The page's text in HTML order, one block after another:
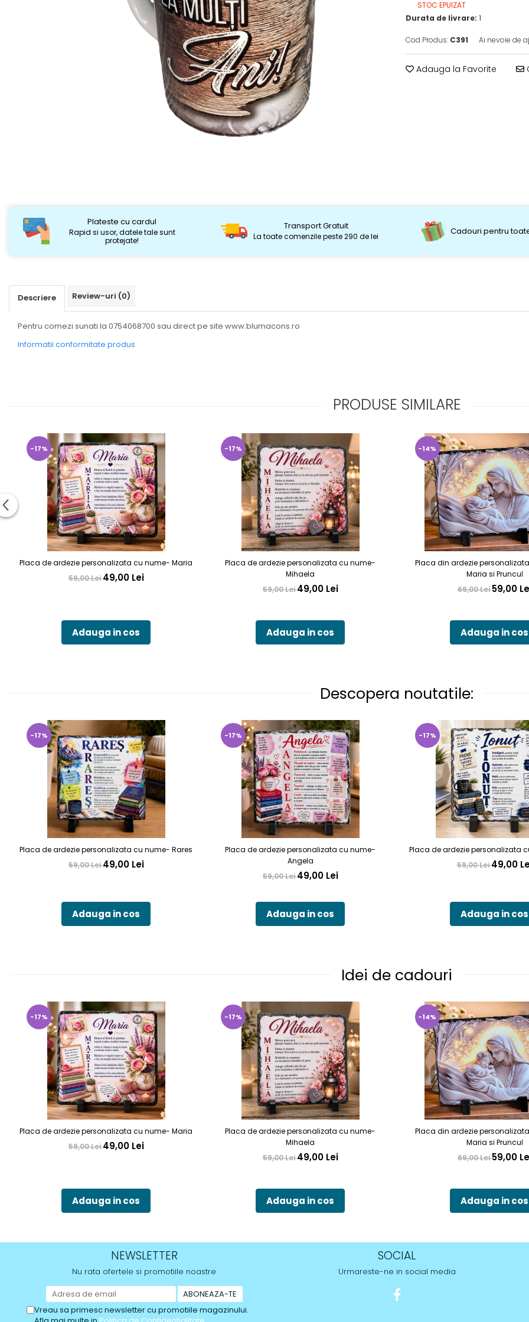
STOC EPUIZAT
Durata de livrare: 1
Cod Produs: C391 Ai nevoie de
Adauga la Favorite
Plateste cu cardul
Rapid si usor, datele tale sunt
protejate!
Transport Gratuit
La toate comenzile peste 290 de lei Cadouri pentru
Descriere Review-uri (0)
Pentru comezi sunati la 0754068700 sau direct pe site www.blumacons.ro
Informatii conformitate produs
PRODUSE SIMILARE
-17%
Placa de ardezie personalizata cu nume- Maria
59,00 Lei49,00 Lei
Adauga in cos
-17%
Placa de ardezie personalizata cu nume-
Mihaela
59,00 Lei49,00 Lei
Adauga in cos
-14%
Placa din ardezie
Maria si Pruncul
69,00 Lei59,00
Adauga in cos
Descopera noutatile:
-17%
Placa de ardezie personalizata cu nume- Rares
59,00 Lei49,00 Lei
Adauga in cos
-17%
Placa de ardezie personalizata cu nume-
Angela
59,00 Lei49,00 Lei
Adauga in cos
-17%
Placa de ardezie personalizata
59,00 Lei49,00
Adauga in cos
Idei de cadouri
-17%
Placa de ardezie personalizata cu nume- Maria
59,00 Lei49,00 Lei
Adauga in cos
-17%
Placa de ardezie personalizata cu nume-
Mihaela
59,00 Lei49,00 Lei
Adauga in cos
-14%
Placa din ardezie
Maria si Pruncul
69,00 Lei59,00
Adauga in cos
NEWSLETTER
Nu rata ofertele si promotiile noastre
Vreau sa primesc newsletter cu promotiile magazinului.
SOCIAL
Urmareste-ne in social media